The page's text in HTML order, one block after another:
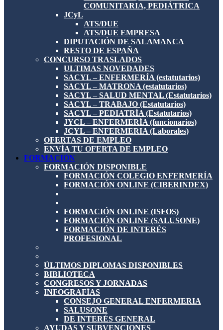
COMUNITARIA, PEDIÁTRICA
JCyL
ATS/DUE
ATS/DUE EMPRESA
DIPUTACIÓN DE SALAMANCA
RESTO DE ESPAÑA
CONCURSO TRASLADOS
ULTIMAS NOVEDADES
SACYL – ENFERMERÍA (estatutarios)
SACYL – MATRONA (estatutarios)
SACYL – SALUD MENTAL (Estatutarios)
SACYL – TRABAJO (Estatutarios)
SACYL – PEDIATRÍA (Estatutarios)
JYCL – ENFERMERÍA (funcionarios)
JCYL – ENFERMERIA (Laborales)
OFERTAS DE EMPLEO
ENVÍA TU OFERTA DE EMPLEO
FORMACIÓN
FORMACIÓN DISPONIBLE
FORMACIÓN COLEGIO ENFERMERÍA
FORMACIÓN ONLINE (CIBERINDEX)
FORMACIÓN ONLINE (ISFOS)
FORMACIÓN ONLINE (SALUSONE)
FORMACIÓN DE INTERÉS
PROFESIONAL
ÚLTIMOS DIPLOMAS DISPONIBLES
BIBLIOTECA
CONGRESOS Y JORNADAS
INFOGRAFÍAS
CONSEJO GENERAL ENFERMERIA
SALUSONE
DE INTERÉS GENERAL
AYUDAS Y SUBVENCIONES